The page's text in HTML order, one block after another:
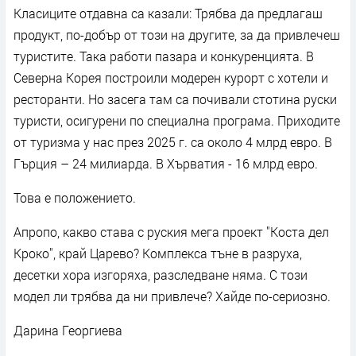
Класиците отдавна са казали: Трябва да предлагаш
продукт, по-добър от този на другите, за да привлечеш
туристите. Така работи пазара и конкуренцията. В
Северна Корея построили модерен курорт с хотели и
ресторанти. Но засега там са почивали стотина руски
туристи, осигурени по специална програма. Приходите
от туризма у нас през 2025 г. са около 4 млрд евро. В
Гърция – 24 милиарда. В Хърватия - 16 млрд евро.
Това е положението.
Апропо, какво става с руския мега проект "Коста дел
Кроко", край Царево? Комплекса тъне в разруха,
десетки хора изгоряха, разследване няма. С този
модел ли трябва да ни привлече? Хайде по-сериозно.
Дарина Георгиева